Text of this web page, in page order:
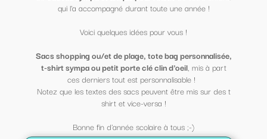
qui l'a accompagné durant toute une année !
Voici quelques idées pour vous !
Sacs shopping ou/et de plage, tote bag personnalisée,
t-shirt sympa ou petit porte clé clin d'oeil, mis à part
ces derniers tout est personnalisable !
Notez que les textes des sacs peuvent être mis sur des t
shirt et vice-versa !
Bonne fin d'année scolaire à tous ;-)